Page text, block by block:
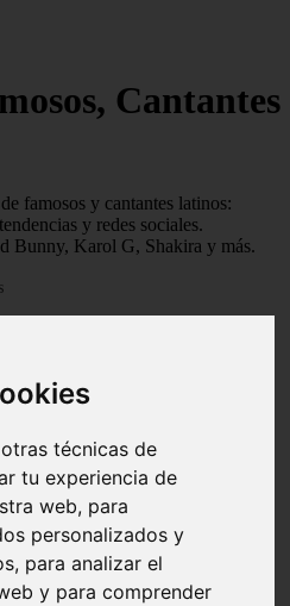
técnicas de
tu experiencia de
web, para
personalizados y
para analizar el
y para comprender
Cantantes
famosos y cantantes latinos:
y redes sociales.
Bunny, Karol G, Shakira y más.